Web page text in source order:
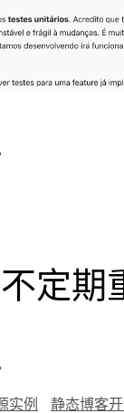
定期
实例 静态博客